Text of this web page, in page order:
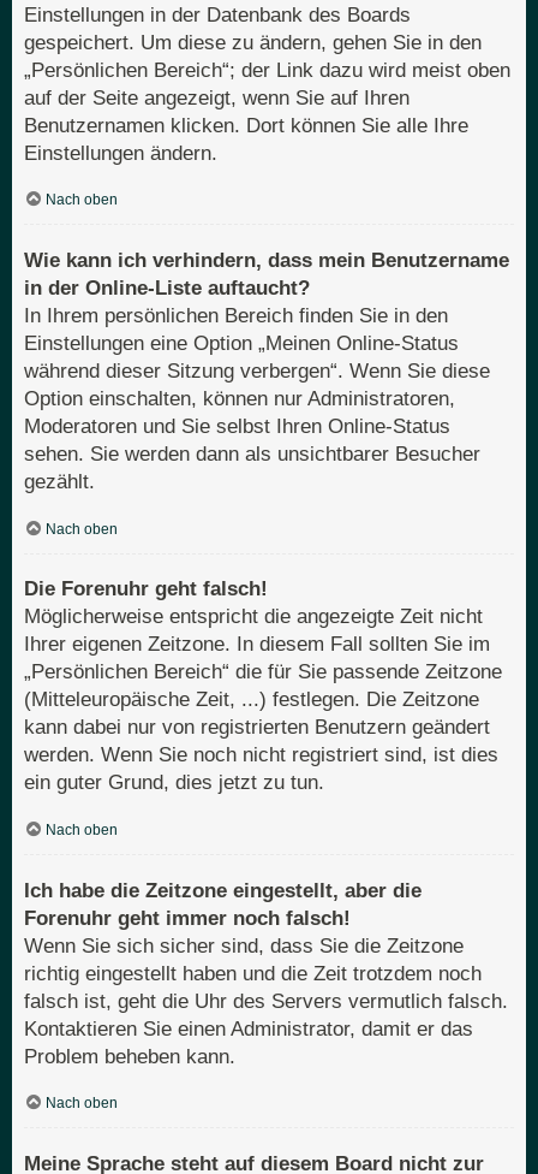
Einstellungen in der Datenbank des Boards
gespeichert. Um diese zu ändern, gehen Sie in den
„Persönlichen Bereich“; der Link dazu wird meist oben
auf der Seite angezeigt, wenn Sie auf Ihren
Benutzernamen klicken. Dort können Sie alle Ihre
Einstellungen ändern.
Nach oben
Wie kann ich verhindern, dass mein Benutzername
in der Online-Liste auftaucht?
In Ihrem persönlichen Bereich finden Sie in den
Einstellungen eine Option „Meinen Online-Status
während dieser Sitzung verbergen“. Wenn Sie diese
Option einschalten, können nur Administratoren,
Moderatoren und Sie selbst Ihren Online-Status
sehen. Sie werden dann als unsichtbarer Besucher
gezählt.
Nach oben
Die Forenuhr geht falsch!
Möglicherweise entspricht die angezeigte Zeit nicht
Ihrer eigenen Zeitzone. In diesem Fall sollten Sie im
„Persönlichen Bereich“ die für Sie passende Zeitzone
(Mitteleuropäische Zeit, ...) festlegen. Die Zeitzone
kann dabei nur von registrierten Benutzern geändert
werden. Wenn Sie noch nicht registriert sind, ist dies
ein guter Grund, dies jetzt zu tun.
Nach oben
Ich habe die Zeitzone eingestellt, aber die
Forenuhr geht immer noch falsch!
Wenn Sie sich sicher sind, dass Sie die Zeitzone
richtig eingestellt haben und die Zeit trotzdem noch
falsch ist, geht die Uhr des Servers vermutlich falsch.
Kontaktieren Sie einen Administrator, damit er das
Problem beheben kann.
Nach oben
Meine Sprache steht auf diesem Board nicht zur